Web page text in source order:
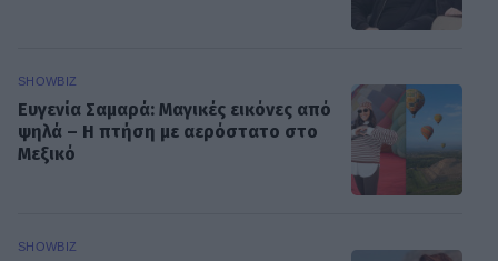
SHOWBIZ
Ευγενία Σαμαρά: Μαγικές εικόνες από
ψηλά – Η πτήση με αερόστατο στο
Μεξικό
SHOWBIZ